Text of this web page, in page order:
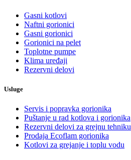
Gasni kotlovi
Naftni gorionici
Gasni gorionici
Gorionici na pelet
Toplotne pumpe
Klima uređaji
Rezervni delovi
Usluge
Servis i popravka gorionika
Puštanje u rad kotlova i gorionika
Rezervni delovi za grejnu tehniku
Prodaja Ecoflam gorionika
Kotlovi za grejanje i toplu vodu